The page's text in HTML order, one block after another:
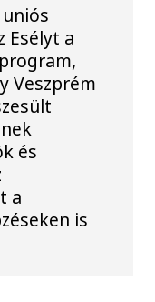
Esélyt a
Veszprém
és
a
is